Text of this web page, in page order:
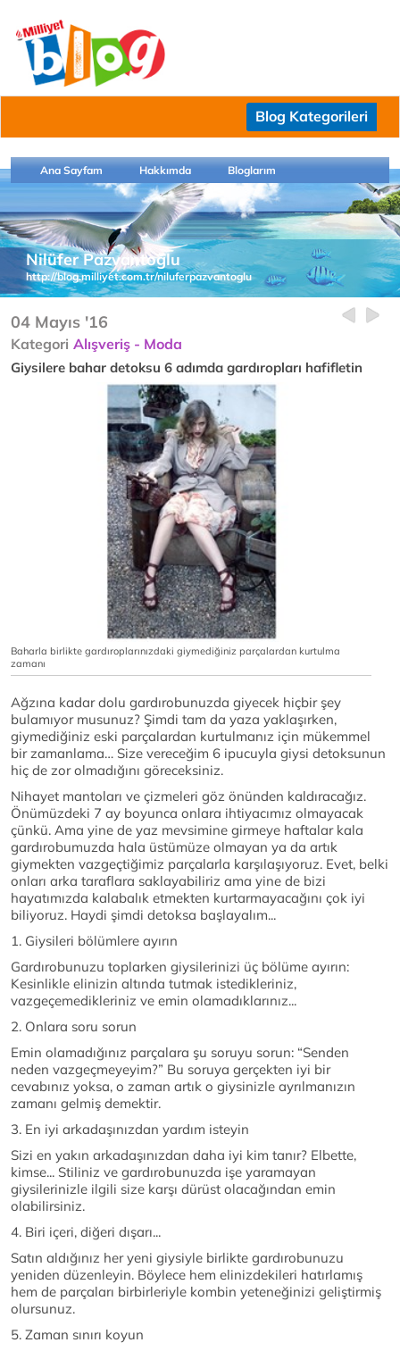
Blog Kategorileri
Ana Sayfam Hakkımda Bloglarım
Nilüfer Pazvantoğlu
http://blog.milliyet.com.tr/niluferpazvantoglu
04 Mayıs '16
Kategori Alışveriş - Moda
Giysilere bahar detoksu 6 adımda gardıropları hafifletin
Baharla birlikte gardıroplarınızdaki giymediğiniz parçalardan kurtulma
zamanı
Ağzına kadar dolu gardırobunuzda giyecek hiçbir şey
bulamıyor musunuz? Şimdi tam da yaza yaklaşırken,
giymediğiniz eski parçalardan kurtulmanız için mükemmel
bir zamanlama… Size vereceğim 6 ipucuyla giysi detoksunun
hiç de zor olmadığını göreceksiniz.
Nihayet mantoları ve çizmeleri göz önünden kaldıracağız.
Önümüzdeki 7 ay boyunca onlara ihtiyacımız olmayacak
çünkü. Ama yine de yaz mevsimine girmeye haftalar kala
gardırobumuzda hala üstümüze olmayan ya da artık
giymekten vazgeçtiğimiz parçalarla karşılaşıyoruz. Evet, belki
onları arka taraflara saklayabiliriz ama yine de bizi
hayatımızda kalabalık etmekten kurtarmayacağını çok iyi
biliyoruz. Haydi şimdi detoksa başlayalım...
1. Giysileri bölümlere ayırın
Gardırobunuzu toplarken giysilerinizi üç bölüme ayırın:
Kesinlikle elinizin altında tutmak istedikleriniz,
vazgeçemedikleriniz ve emin olamadıklarınız...
2. Onlara soru sorun
Emin olamadığınız parçalara şu soruyu sorun: “Senden
neden vazgeçmeyeyim?” Bu soruya gerçekten iyi bir
cevabınız yoksa, o zaman artık o giysinizle ayrılmanızın
zamanı gelmiş demektir.
3. En iyi arkadaşınızdan yardım isteyin
Sizi en yakın arkadaşınızdan daha iyi kim tanır? Elbette,
kimse... Stiliniz ve gardırobunuzda işe yaramayan
giysilerinizle ilgili size karşı dürüst olacağından emin
olabilirsiniz.
4. Biri içeri, diğeri dışarı...
Satın aldığınız her yeni giysiyle birlikte gardırobunuzu
yeniden düzenleyin. Böylece hem elinizdekileri hatırlamış
hem de parçaları birbirleriyle kombin yeteneğinizi geliştirmiş
olursunuz.
5. Zaman sınırı koyun